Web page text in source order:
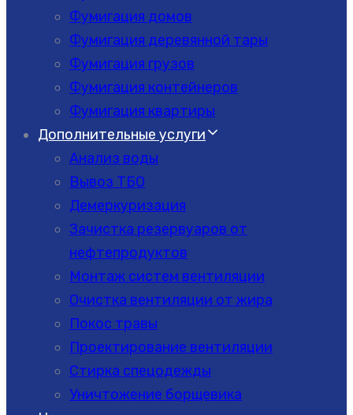
Фумигация домов
Фумигация деревянной тары
Фумигация грузов
Фумигация контейнеров
Фумигация квартиры
Дополнительные услуги
Анализ воды
Вывоз ТБО
Демеркуризация
Зачистка резервуаров от
нефтепродуктов
Монтаж систем вентиляции
Очистка вентиляции от жира
Покос травы
Проектирование вентиляции
Стирка спецодежды
Уничтожение борщевика